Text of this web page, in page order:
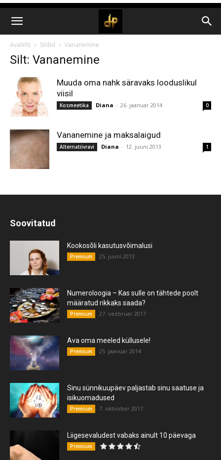
Avaleht Sildid Vananemine
Silt: Vananemine
Muuda oma nahk säravaks looduslikul
viisil
Kosmeetika Diana - 26. jaanuar 2014 0
Vananemine ja maksalaigud
Alternatiivravi Diana - 12. juuni 2013 1
Soovitatud
Kookosõli kasutusvõimalusi
Premium 25. juuni 2013
Numeroloogia – Kas sulle on tähtede poolt
määratud rikkaks saada?
Premium 27. veebruar 2017
Ava oma meeled küllusele!
Premium 25. jaanuar 2014
Sinu sünnikuupäev paljastab sinu saatuse ja
isikuomadused
Premium 7. oktoober 2017
Liigesevaludest vabaks ainult 10 päevaga
Premium